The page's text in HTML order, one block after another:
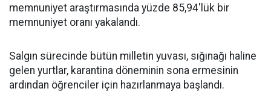
memnuniyet araştırmasında yüzde 85,94'lük bir
memnuniyet oranı yakalandı.
Salgın sürecinde bütün milletin yuvası, sığınağı haline
gelen yurtlar, karantina döneminin sona ermesinin
ardından öğrenciler için hazırlanmaya başlandı.